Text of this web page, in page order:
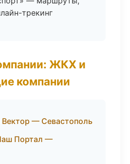
трекинг
ЖКХ и
компании
— Севастополь
Портал —